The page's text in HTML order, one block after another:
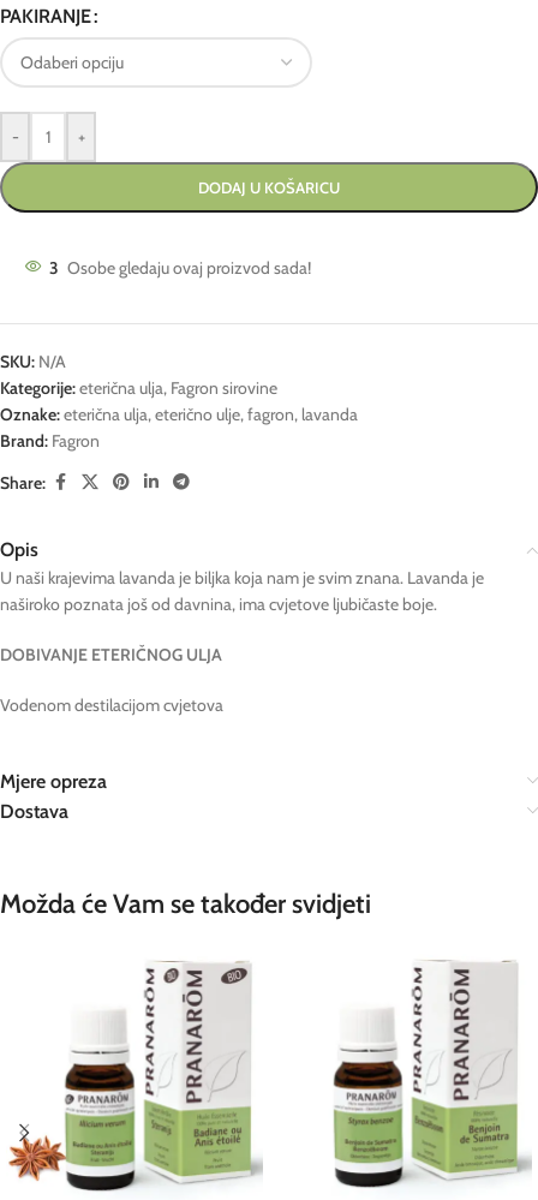
PAKIRANJE
- +
DODAJ U KOŠARICU
3 Osobe gledaju ovaj proizvod sada!
SKU: N/A
Kategorije:eterična ulja, Fagron sirovine
Oznake:eterična ulja,eterično ulje,fagron, lavanda
Brand: Fagron
Share:
Opis
U naši krajevima lavanda je biljka koja nam je svim znana. Lavanda je
naširoko poznata još od davnina, ima cvjetove ljubičaste boje.
DOBIVANJE ETERIČNOG ULJA
Vodenom destilacijom cvjetova
Mjere opreza
Dostava
Možda će Vam se također svidjeti